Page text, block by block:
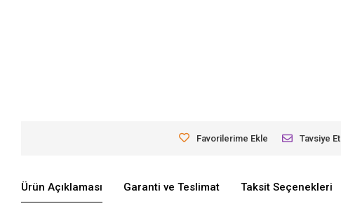
Favorilerime Ekle Tavsiye Et
Ürün Açıklaması Garanti ve Teslimat Taksit Seçenekleri